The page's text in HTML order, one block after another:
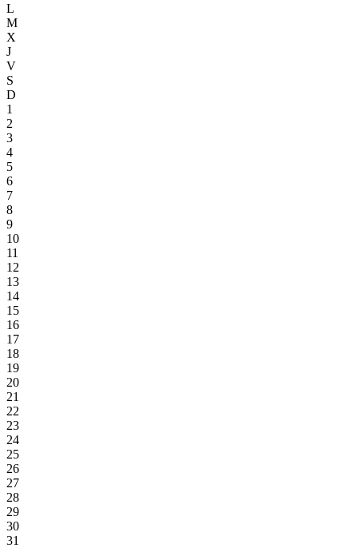
L
M
X
J
V
S
D
1
2
3
4
5
6
7
8
9
10
11
12
13
14
15
16
17
18
19
20
21
22
23
24
25
26
27
28
29
30
31